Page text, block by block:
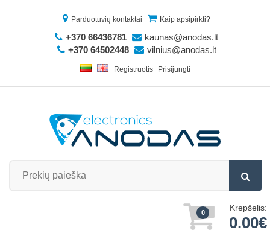
Parduotuvių kontaktai Kaip apsipirkti?
+370 66436781
kaunas@anodas.lt
+370 64502448
vilnius@anodas.lt
Registruotis Prisijungti
0 Krepšelis:
0.00€